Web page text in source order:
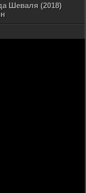
Шеваля (2018)